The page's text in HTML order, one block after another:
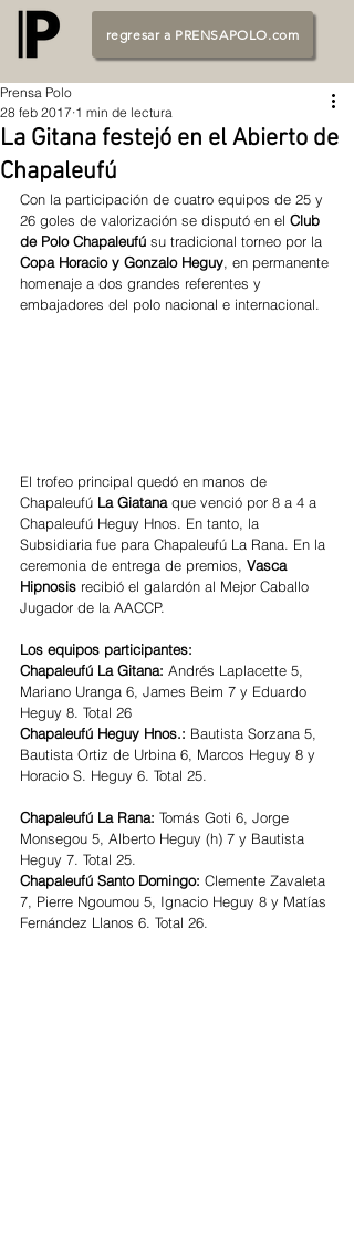
regresar a PRENSAPOLO.com
La Gitana festejó en el Abierto de
Chapaleufú
Prensa Polo
28 feb 2017 1 min de lectura
Con la participación de cuatro equipos de 25 y
26 goles de valorización se disputó en el Club
de Polo Chapaleufú su tradicional torneo por la
Copa Horacio y Gonzalo Heguy, en permanente
homenaje a dos grandes referentes y
embajadores del polo nacional e internacional.
El trofeo principal quedó en manos de
Chapaleufú La Giatana que venció por 8 a 4 a
Chapaleufú Heguy Hnos. En tanto, la
Subsidiaria fue para Chapaleufú La Rana. En la
ceremonia de entrega de premios, Vasca
Hipnosis recibió el galardón al Mejor Caballo
Jugador de la AACCP.
Los equipos participantes:
Chapaleufú La Gitana: Andrés Laplacette 5,
Mariano Uranga 6, James Beim 7 y Eduardo
Heguy 8. Total 26
Chapaleufú Heguy Hnos.: Bautista Sorzana 5,
Bautista Ortiz de Urbina 6, Marcos Heguy 8 y
Horacio S. Heguy 6. Total 25.
Chapaleufú La Rana: Tomás Goti 6, Jorge
Monsegou 5, Alberto Heguy (h) 7 y Bautista
Heguy 7. Total 25.
Chapaleufú Santo Domingo: Clemente Zavaleta
7, Pierre Ngoumou 5, Ignacio Heguy 8 y Matías
Fernández Llanos 6. Total 26.